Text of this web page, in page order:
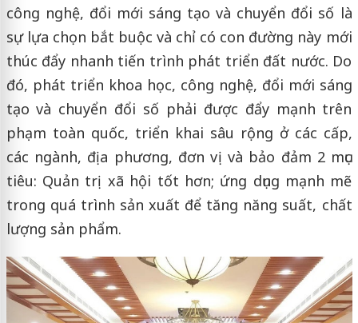
công nghệ, đổi mới sáng tạo và chuyển đổi số là
sự lựa chọn bắt buộc và chỉ có con đường này mới
thúc đẩy nhanh tiến trình phát triển đất nước. Do
đó, phát triển khoa học, công nghệ, đổi mới sáng
tạo và chuyển đổi số phải được đẩy mạnh trên
phạm toàn quốc, triển khai sâu rộng ở các cấp,
các ngành, địa phương, đơn vị và bảo đảm 2 mục
tiêu: Quản trị xã hội tốt hơn; ứng dụng mạnh mẽ
trong quá trình sản xuất để tăng năng suất, chất
lượng sản phẩm.